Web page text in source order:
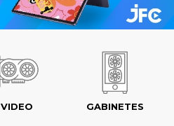
VIDEO GABINETES